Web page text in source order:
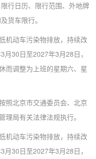
行日历、限行范围、外地牌
货车限行。
动车污染物排放，持续改
30日至2027年3月28日，
而调整为上班的星期六、星
北京市交通委员会、北京
局有关法律法规执行。
动车污染物排放，持续改
30日至2027年3月28日，